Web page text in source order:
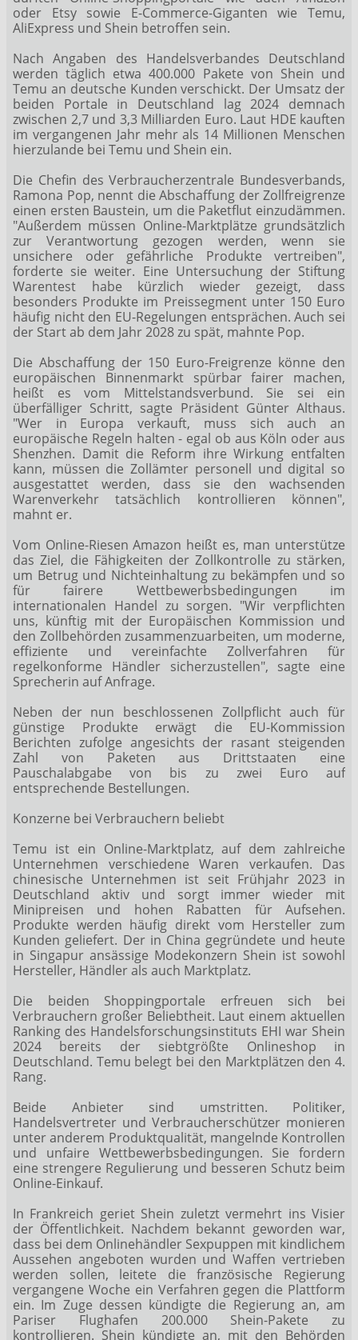
oder Etsy sowie E-Commerce-Giganten wie Temu,
AliExpress und Shein betroffen sein.
Nach Angaben des Handelsverbandes Deutschland
werden täglich etwa 400.000 Pakete von Shein und
Temu an deutsche Kunden verschickt. Der Umsatz der
beiden Portale in Deutschland lag 2024 demnach
zwischen 2,7 und 3,3 Milliarden Euro. Laut HDE kauften
im vergangenen Jahr mehr als 14 Millionen Menschen
hierzulande bei Temu und Shein ein.
Die Chefin des Verbraucherzentrale Bundesverbands,
Ramona Pop, nennt die Abschaffung der Zollfreigrenze
einen ersten Baustein, um die Paketflut einzudämmen.
"Außerdem müssen Online-Marktplätze grundsätzlich
zur Verantwortung gezogen werden, wenn sie
unsichere oder gefährliche Produkte vertreiben",
forderte sie weiter. Eine Untersuchung der Stiftung
Warentest habe kürzlich wieder gezeigt, dass
besonders Produkte im Preissegment unter 150 Euro
häufig nicht den EU-Regelungen entsprächen. Auch sei
der Start ab dem Jahr 2028 zu spät, mahnte Pop.
Die Abschaffung der 150 Euro-Freigrenze könne den
europäischen Binnenmarkt spürbar fairer machen,
heißt es vom Mittelstandsverbund. Sie sei ein
überfälliger Schritt, sagte Präsident Günter Althaus.
"Wer in Europa verkauft, muss sich auch an
europäische Regeln halten - egal ob aus Köln oder aus
Shenzhen. Damit die Reform ihre Wirkung entfalten
kann, müssen die Zollämter personell und digital so
ausgestattet werden, dass sie den wachsenden
Warenverkehr tatsächlich kontrollieren können",
mahnt er.
Vom Online-Riesen Amazon heißt es, man unterstütze
das Ziel, die Fähigkeiten der Zollkontrolle zu stärken,
um Betrug und Nichteinhaltung zu bekämpfen und so
für fairere Wettbewerbsbedingungen im
internationalen Handel zu sorgen. "Wir verpflichten
uns, künftig mit der Europäischen Kommission und
den Zollbehörden zusammenzuarbeiten, um moderne,
effiziente und vereinfachte Zollverfahren für
regelkonforme Händler sicherzustellen", sagte eine
Sprecherin auf Anfrage.
Neben der nun beschlossenen Zollpflicht auch für
günstige Produkte erwägt die EU-Kommission
Berichten zufolge angesichts der rasant steigenden
Zahl von Paketen aus Drittstaaten eine
Pauschalabgabe von bis zu zwei Euro auf
entsprechende Bestellungen.
Konzerne bei Verbrauchern beliebt
Temu ist ein Online-Marktplatz, auf dem zahlreiche
Unternehmen verschiedene Waren verkaufen. Das
chinesische Unternehmen ist seit Frühjahr 2023 in
Deutschland aktiv und sorgt immer wieder mit
Minipreisen und hohen Rabatten für Aufsehen.
Produkte werden häufig direkt vom Hersteller zum
Kunden geliefert. Der in China gegründete und heute
in Singapur ansässige Modekonzern Shein ist sowohl
Hersteller, Händler als auch Marktplatz.
Die beiden Shoppingportale erfreuen sich bei
Verbrauchern großer Beliebtheit. Laut einem aktuellen
Ranking des Handelsforschungsinstituts EHI war Shein
2024 bereits der siebtgrößte Onlineshop in
Deutschland. Temu belegt bei den Marktplätzen den 4.
Rang.
Beide Anbieter sind umstritten. Politiker,
Handelsvertreter und Verbraucherschützer monieren
unter anderem Produktqualität, mangelnde Kontrollen
und unfaire Wettbewerbsbedingungen. Sie fordern
eine strengere Regulierung und besseren Schutz beim
Online-Einkauf.
In Frankreich geriet Shein zuletzt vermehrt ins Visier
der Öffentlichkeit. Nachdem bekannt geworden war,
dass bei dem Onlinehändler Sexpuppen mit kindlichem
Aussehen angeboten wurden und Waffen vertrieben
werden sollen, leitete die französische Regierung
vergangene Woche ein Verfahren gegen die Plattform
ein. Im Zuge dessen kündigte die Regierung an, am
Pariser Flughafen 200.000 Shein-Pakete zu
kontrollieren. Shein kündigte an, mit den Behörden